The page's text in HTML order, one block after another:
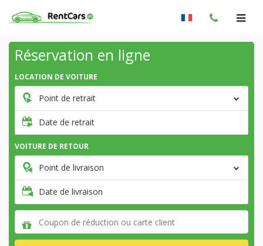
Réservation en ligne
LOCATION DE VOITURE
Point de retrait
Date de retrait
VOITURE DE RETOUR
Point de livraison
Date de livraison